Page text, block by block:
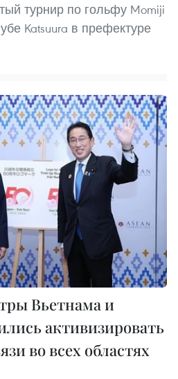
турнир по гольфу Momiji
Katsuura в префектуре
Вьетнама и
активизировать
во всех областях